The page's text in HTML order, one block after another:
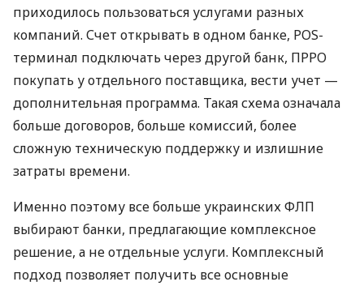
приходилось пользоваться услугами разных
компаний. Счет открывать в одном банке, POS-
терминал подключать через другой банк, ПРРО
покупать у отдельного поставщика, вести учет —
дополнительная программа. Такая схема означала
больше договоров, больше комиссий, более
сложную техническую поддержку и излишние
затраты времени.
Именно поэтому все больше украинских ФЛП
выбирают банки, предлагающие комплексное
решение, а не отдельные услуги. Комплексный
подход позволяет получить все основные